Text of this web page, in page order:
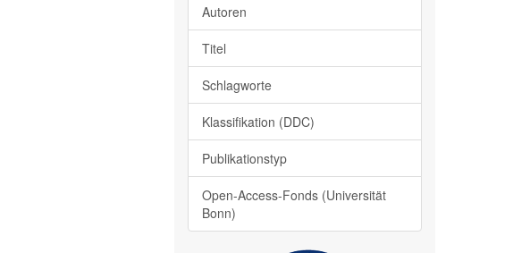
Autoren
Titel
Schlagworte
Klassifikation (DDC)
Publikationstyp
Open-Access-Fonds (Universität
Bonn)